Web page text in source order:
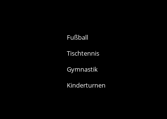
Fußball
Tischtennis
Gymnastik
Kinderturnen